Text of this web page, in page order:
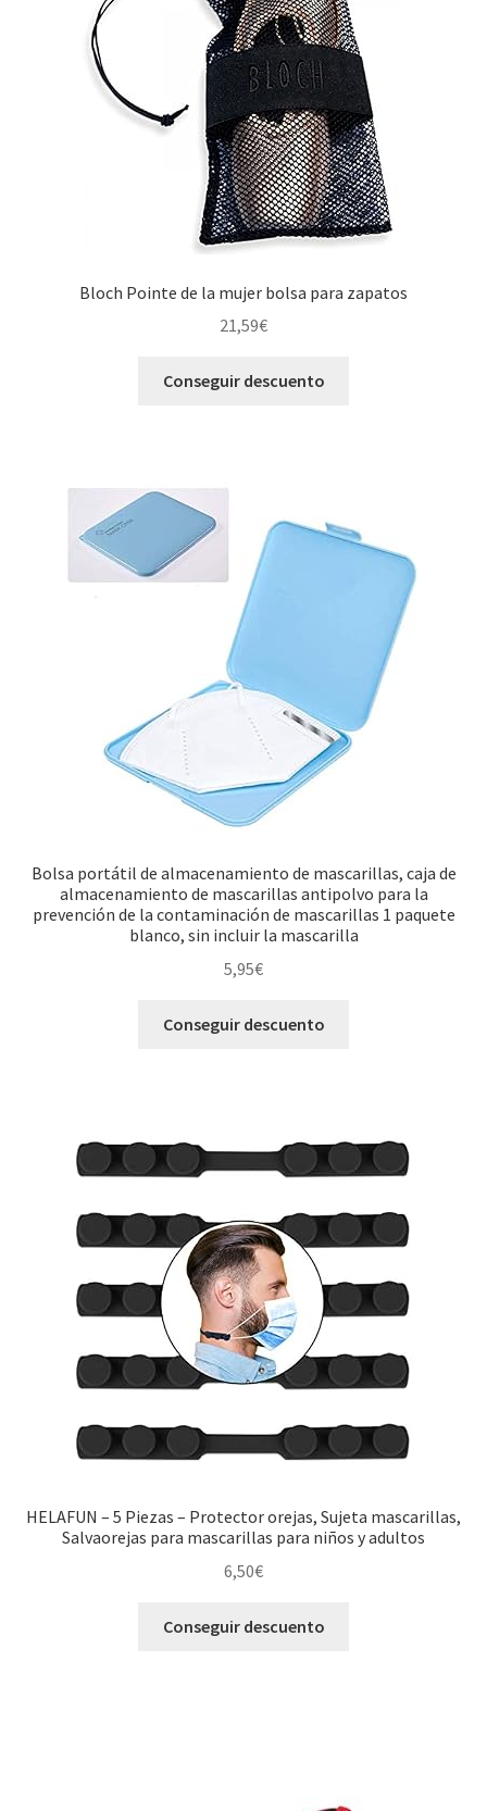
Bloch Pointe de la mujer bolsa para zapatos
21,59€
Conseguir descuento
Bolsa portátil de almacenamiento de mascarillas, caja de
almacenamiento de mascarillas antipolvo para la
prevención de la contaminación de mascarillas 1 paquete
blanco, sin incluir la mascarilla
5,95€
Conseguir descuento
HELAFUN – 5 Piezas – Protector orejas, Sujeta mascarillas,
Salvaorejas para mascarillas para niños y adultos
6,50€
Conseguir descuento